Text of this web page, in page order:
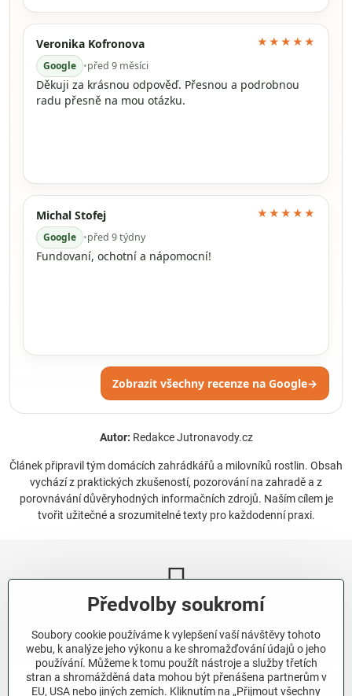
Veronika Kofronova
Google •před 9 měsíci
★★★★★
Děkuji za krásnou odpověď. Přesnou a podrobnou
radu přesně na mou otázku.
Michal Stofej
Google •před 9 týdny
★★★★★
Fundovaní, ochotní a nápomocní!
Zobrazit všechny recenze na Google→
Autor: Redakce Jutronavody.cz
Článek připravil tým domácích zahrádkářů a milovníků rostlin. Obsah
vychází z praktických zkušeností, pozorování na zahradě a z
porovnávání důvěryhodných informačních zdrojů. Naším cílem je
tvořit užitečné a srozumitelné texty pro každodenní praxi.
Newsletter
Odebírat naše novinky:
Odebírat
Předvolby soukromí
Soubory cookie používáme k vylepšení vaší návštěvy tohoto
webu, k analýze jeho výkonu a ke shromažďování údajů o jeho
používání. Můžeme k tomu použít nástroje a služby třetích
stran a shromážděná data mohou být přenášena partnerům v
EU, USA nebo jiných zemích. Kliknutím na „Přijmout všechny